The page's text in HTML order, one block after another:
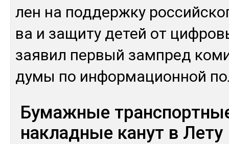
лен на под­дер­жку
ва и за­щиту де­тей от
зая­вил пер­вый зам­пред
ду­мы по ин­фор­ма­цион­ной
Бумажные
накладные канут в Лету